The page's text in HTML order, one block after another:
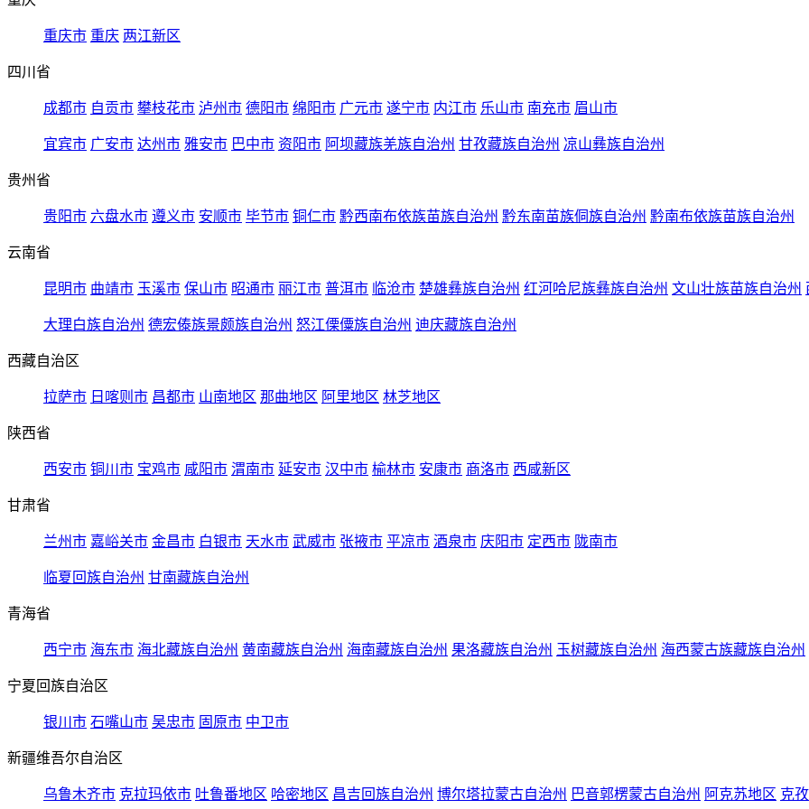
重庆市 重庆 两江新区
四川省
成都市 自贡市 攀枝花市 泸州市 德阳市 绵阳市 广元市 遂宁市 内江市 乐山市 南充市 眉山市
宜宾市 广安市 达州市 雅安市 巴中市 资阳市 阿坝藏族羌族自治州 甘孜藏族自治州 凉山彝族自治州
贵州省
贵阳市 六盘水市 遵义市 安顺市 毕节市 铜仁市 黔西南布依族苗族自治州 黔东南苗族侗族自治州 黔南布依族苗族自治州
云南省
昆明市 曲靖市 玉溪市 保山市 昭通市 丽江市 普洱市 临沧市 楚雄彝族自治州 红河哈尼族彝族自治州 文山壮族苗族自治州
大理白族自治州 德宏傣族景颇族自治州 怒江傈僳族自治州 迪庆藏族自治州
西藏自治区
拉萨市 日喀则市 昌都市 山南地区 那曲地区 阿里地区 林芝地区
陕西省
西安市 铜川市 宝鸡市 咸阳市 渭南市 延安市 汉中市 榆林市 安康市 商洛市 西咸新区
甘肃省
兰州市 嘉峪关市 金昌市 白银市 天水市 武威市 张掖市 平凉市 酒泉市 庆阳市 定西市 陇南市
临夏回族自治州 甘南藏族自治州
青海省
西宁市 海东市 海北藏族自治州 黄南藏族自治州 海南藏族自治州 果洛藏族自治州 玉树藏族自治州 海西蒙古族藏族自治州
宁夏回族自治区
银川市 石嘴山市 吴忠市 固原市 中卫市
新疆维吾尔自治区
乌鲁木齐市 克拉玛依市 吐鲁番地区 哈密地区 昌吉回族自治州 博尔塔拉蒙古自治州 巴音郭楞蒙古自治州 阿克苏地区 克